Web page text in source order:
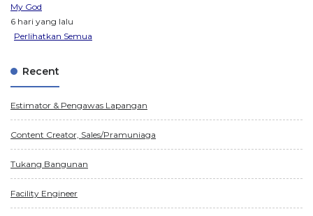
My God
6 hari yang lalu
Perlihatkan Semua
Recent
Estimator & Pengawas Lapangan
Content Creator, Sales/Pramuniaga
Tukang Bangunan
Facility Engineer